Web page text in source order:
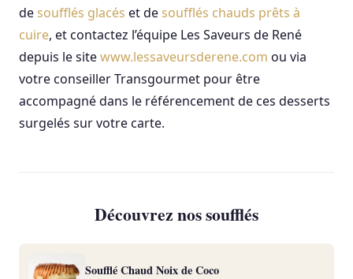
desoufflés glacés et desoufflés chauds prêts à
cuire, et contactez l’équipe Les Saveurs de René
depuis le sitewww.lessaveursderene.com ou via
votre conseiller Transgourmet pour être
accompagné dans le référencement de ces desserts
surgelés sur votre carte.
Découvrez nos soufflés
Soufflé Chaud Noix de Coco